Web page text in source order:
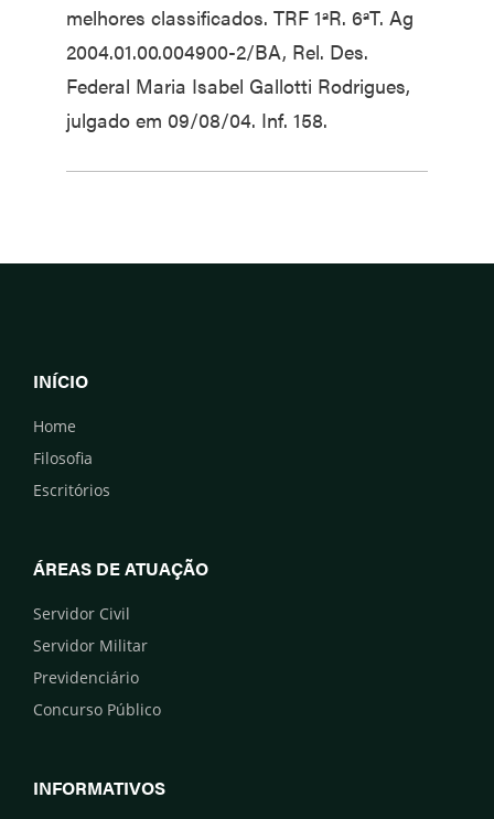
melhores classificados. TRF 1ªR. 6ªT. Ag
2004.01.00.004900-2/BA, Rel. Des.
Federal Maria Isabel Gallotti Rodrigues,
julgado em 09/08/04. Inf. 158.
INÍCIO
Home
Filosofia
Escritórios
ÁREAS DE ATUAÇÃO
Servidor Civil
Servidor Militar
Previdenciário
Concurso Público
INFORMATIVOS